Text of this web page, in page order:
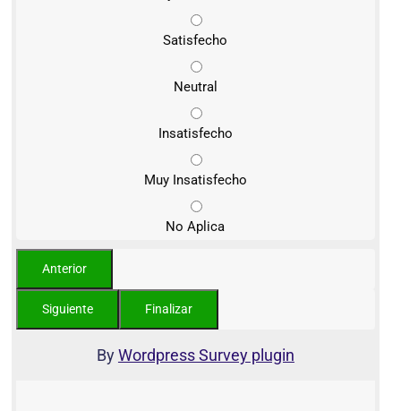
Satisfecho
Neutral
Insatisfecho
Muy Insatisfecho
No Aplica
ByWordpress Survey plugin